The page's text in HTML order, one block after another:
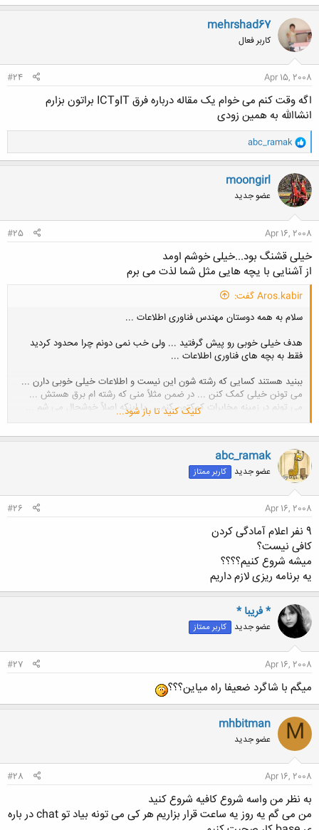
mehrshad67
کاربر فعال
Apr 15, 2008
#24
اگه وقت کنم می خوام یک مقاله درباره فرق ITوICT براتون بزارم
انشاالله به همین زودی
و
ا
ک
ن
ش
ه
ا
abc_ramak
moongirl
عضو جدید
Apr 16, 2008
#25
خیلی قشنگ بود...خیلی خوشم اومد
از آشنایی با یچه هایی مثل شما لذت می برم
Aros.kabir گفت:
سلام به همه دوستان مهندس فناوری اطلاعات ...
هدف خیلی خوبی رو پیش گرفتید ... ولی خب نمی دونم چرا محدود کردید
فقط به بچه های فناوری اطلاعات ...
ببنید هستند کسایی که رشته شون این نیست و اطلاعات خیلی خوبی دارن ...
می تونن خیلی کمک کنن ... در ضمن مثلاً منی که رشته ام برق هستش ...
می تونم در زمینه مخابرات کمکتون کنم ... یا اینکه اصلاً خوشحال می شم ...
که بتونم به بچه های مهندسی فناوری اطلاعات کمک کنم تا به هدفشون که
پیشرفت ایرانه سریع تر برسن ...
خلاصه ما در خدمتیم ... سعی می کنیم اطلاعاتمونو زیاد کنیم تا به شما هم
کمک کنیم ...
کلیک کنید تا باز شود...
abc_ramak
عضو جدید کاربر ممتاز
Apr 16, 2008
#26
9 نفر اعلام آمادگی کردن
کافی نیست؟
میشه شروع کنیم؟؟؟؟
یه برنامه ریزی لازم داریم
* فریبا *
عضو جدید کاربر ممتاز
Apr 16, 2008
#27
میگم با شاگرد ضعیفا راه میاین؟؟؟
M
mhbitman
عضو جدید
Apr 16, 2008
#28
به نظر من واسه شروع کافیه شروع کنید
من می گم یه روز یه ساعت قرار بزاریم هر کی می تونه بیاد تو chat در باره